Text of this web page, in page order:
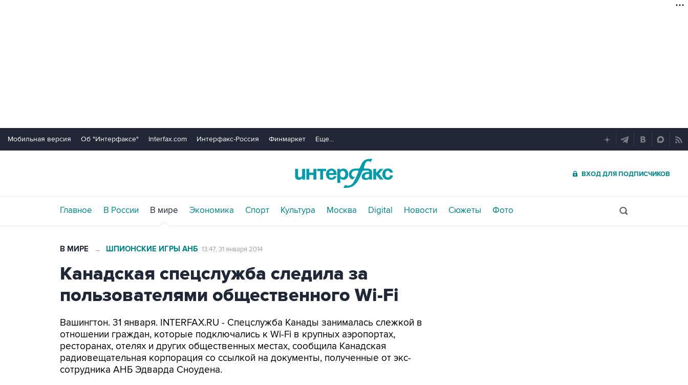
Мобильная версия Об "Интерфаксе" Interfax.com Интерфакс-Россия Финмаркет Еще...
ВХОД ДЛЯ ПОДПИСЧИКОВ
Главное В России В мире Экономика Спорт Культура Москва Digital Новости Сюжеты Фото
В МИРЕ → ШПИОНСКИЕ ИГРЫ АНБ 13:47, 31 января 2014
Канадская спецслужба следила за
пользователями общественного Wi-Fi
Вашингтон. 31 января. INTERFAX.RU - Спецслужба Канады занималась слежкой в
отношении граждан, которые подключались к Wi-Fi в крупных аэропортах,
ресторанах, отелях и других общественных местах, сообщила Канадская
радиовещательная корпорация со ссылкой на документы, полученные от экс-
сотрудника АНБ Эдварда Сноудена.